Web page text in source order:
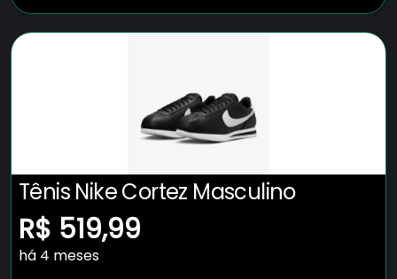
Tênis Nike Cortez Masculino
R$ 519,99
há 4 meses